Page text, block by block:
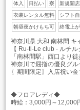
体入 日払い 寮 新規開店
衣装レンタル無料 シフト
朝昼夜かけもち可 終電上が
神奈川県 大和 南林間 キ
【 Ru-ti-Le club - ルチル
「南林間駅」西口より
神奈川で屈指の優良グ
〖期間限定〗入店祝い
◆フロアレディ◆
時給：3,000円～12,000